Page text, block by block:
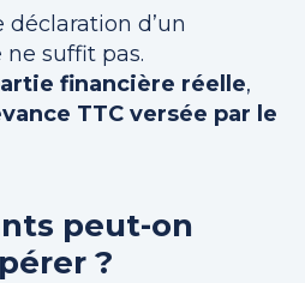
d’un
suffit pas.
financière réelle,
TTC versée par le
peut-on
?